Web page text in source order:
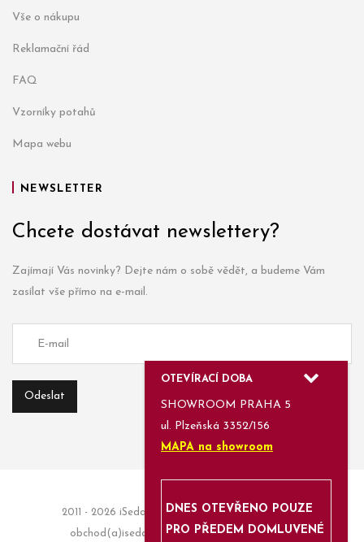
Vše o nákupu
Reklamační řád
FAQ
Vzorníky potahů
Mapa webu
NEWSLETTER
Chcete dostávat newslettery?
Zajímají Vás novinky? Dejte nám o sobě vědět, a budeme Vám
zasílat vše přímo na e-mail.
2011 - 2026 iSedačky.cz | Informace a objednávky:
obchod(a)isedacky.cz | Enjoyed withAzami.cz
OTEVÍRACÍ DOBA
SHOWROOM PRAHA 5
ul. Plzeňská 3352/156
MAPA na showroom
DNES OTEVŘENO POUZE
PRO PŘEDEM DOMLUVENÉ